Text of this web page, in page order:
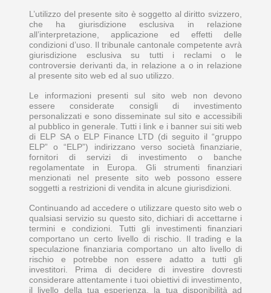
L’utilizzo del presente sito è soggetto al diritto svizzero,
che ha giurisdizione esclusiva in relazione
all’interpretazione, applicazione ed effetti delle
condizioni d’uso. Il tribunale cantonale competente avrà
giurisdizione esclusiva su tutti i reclami o le
controversie derivanti da, in relazione a o in relazione
al presente sito web ed al suo utilizzo.
Le informazioni presenti sul sito web non devono
essere considerate consigli di investimento
personalizzati e sono disseminate sul sito e accessibili
al pubblico in generale. Tutti i link e i banner sui siti web
di ELP SA o ELP Finance LTD (di seguito il “gruppo
ELP” o “ELP”) indirizzano verso società finanziarie,
fornitori di servizi di investimento o banche
regolamentate in Europa. Gli strumenti finanziari
menzionati nel presente sito web possono essere
soggetti a restrizioni di vendita in alcune giurisdizioni.
Continuando ad accedere o utilizzare questo sito web o
qualsiasi servizio su questo sito, dichiari di accettarne i
termini e condizioni. Tutti gli investimenti finanziari
comportano un certo livello di rischio. Il trading e la
speculazione finanziaria comportano un alto livello di
rischio e potrebbe non essere adatto a tutti gli
investitori. Prima di decidere di investire dovresti
considerare attentamente i tuoi obiettivi di investimento,
il livello della tua esperienza, la tua disponibilità ad